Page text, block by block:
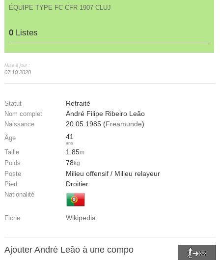
ÉQUIPE TYPE FC CFR 1907 CLUJ
0 Listes
Mise à jour :
07.10.2020
Statut Retraité
Nom complet André Filipe Ribeiro Leão
Naissance 20.05.1985 (Freamunde)
Âge 41
ans
Taille 1.85m
Poids 78 kg
Poste Milieu offensif / Milieu relayeur
Pied Droitier
Nationalité
Fiche Wikipedia
Ajouter André Leão à une compo